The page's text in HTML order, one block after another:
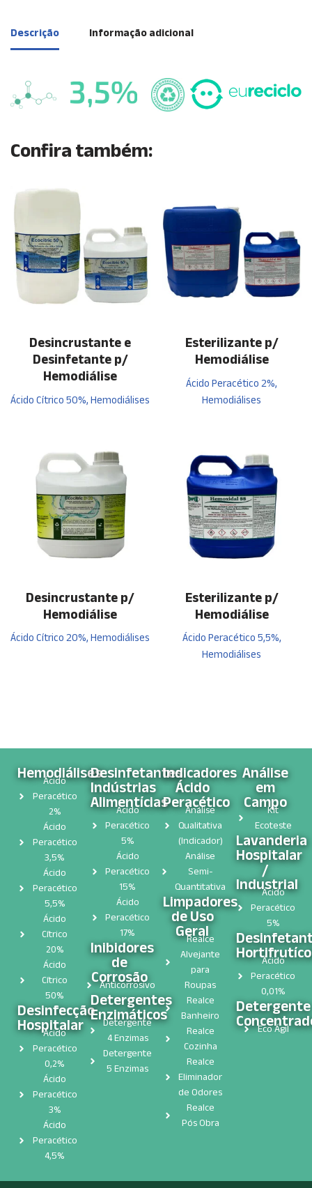
Descrição Informação adicional
Confira também:
Desincrustante e
Desinfetante p/
Hemodiálise
Ácido Cítrico 50%, Hemodiálises
Esterilizante p/
Hemodiálise
Ácido Peracético 2%,
Hemodiálises
Desincrustante p/
Hemodiálise
Ácido Cítrico 20%, Hemodiálises
Esterilizante p/
Hemodiálise
Ácido Peracético 5,5%,
Hemodiálises
Hemodiálises
Ácido
Peracético
2%
Ácido
Peracético
3,5%
Ácido
Peracético
5,5%
Ácido
Cítrico
20%
Ácido
Cítrico
50%
Desinfecção
Hospitalar​
Ácido
Peracético
0,2%
Ácido
Peracético
3%
Ácido
Peracético
4,5%
Desinfetantes
Indústrias
Alimentícias
Ácido
Peracético
5%
Ácido
Peracético
15%
Ácido
Peracético
17%
Inibidores
de
Corrosão
Anticorrosivo
Detergentes
Enzimáticos
Detergente
4 Enzimas
Detergente
5 Enzimas
Indicadores
Ácido
Peracético
Análise
Qualitativa
(Indicador)
Análise
Semi-
Quantitativa
Limpadores
de Uso
Geral
Realce
Alvejante
para
Roupas
Realce
Banheiro
Realce
Cozinha
Realce
Eliminador
de Odores
Realce
Pós Obra
Análise
em
Campo
Kit
Ecoteste
Lavanderia
Hospitalar
/
Industrial
Ácido
Peracético
5%
Ácido
Peracético
0,01%
Detergente
Eco Ágil